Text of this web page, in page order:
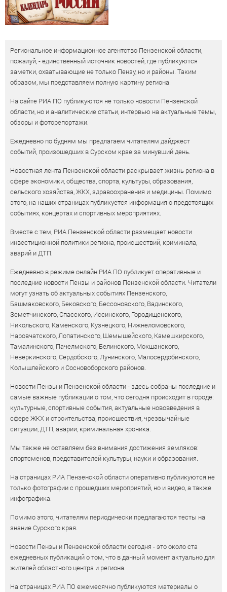
Региональное информационное агентство Пензенской области,
пожалуй, - единственный источник новостей, где публикуются
заметки, охватывающие не только Пензу, но и районы. Таким
образом, мы представляем полную картину региона.
На сайте РИА ПО публикуются не только новости Пензенской
области, но и аналитические статьи, интервью на актуальные темы,
обзоры и фоторепортажи.
Ежедневно по будням мы предлагаем читателям дайджест
событий, произошедших в Сурском крае за минувший день.
Новостная лента Пензенской области раскрывает жизнь региона в
сфере экономики, общества, спорта, культуры, образования,
сельского хозяйства, ЖКХ, здравоохранения и медицины. Помимо
этого, на наших страницах публикуется информация о предстоящих
событиях, концертах и спортивных мероприятиях.
Вместе с тем, РИА Пензенской области размещает новости
инвестиционной политики региона, происшествий, криминала,
аварий и ДТП.
Ежедневно в режиме онлайн РИА ПО публикует оперативные и
последние новости Пензы и районов Пензенской области. Читатели
могут узнать об актуальных событиях Пензенского,
Башмаковского, Бековского, Бессоновского, Вадинского,
Земетчинского, Спасского, Иссинского, Городищенского,
Никольского, Каменского, Кузнецкого, Нижнеломовского,
Наровчатского, Лопатинского, Шемышейского, Камешкирского,
Тамалинского, Пачелмского, Белинского, Мокшанского,
Неверкинского, Сердобского, Лунинского, Малосердобинского,
Колышлейского и Сосновоборского районов.
Новости Пензы и Пензенской области - здесь собраны последние и
самые важные публикации о том, что сегодня происходит в городе:
культурные, спортивные события, актуальные нововведения в
сфере ЖКХ и строительства, происшествия, чрезвычайные
ситуации, ДТП, аварии, криминальная хроника.
Мы также не оставляем без внимания достижения земляков:
спортсменов, представителей культуры, науки и образования.
На страницах РИА Пензенской области оперативно публикуются не
только фотографии с прошедших мероприятий, но и видео, а также
инфографика.
Помимо этого, читателям периодически предлагаются тесты на
знание Сурского края.
Новости Пензы и Пензенской области сегодня - это около ста
ежедневных публикаций о том, что в данный момент актуально для
жителей областного центра и региона.
На страницах РИА ПО ежемесячно публикуются материалы о